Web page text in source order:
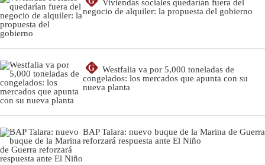
Viviendas sociales quedarían fuera del
negocio de alquiler: la propuesta del gobierno
G
Westfalia va por 5,000 toneladas de
congelados: los mercados que apunta con su
nueva planta
BAP Talara: nuevo buque de la Marina de Guerra
reforzará respuesta ante El Niño